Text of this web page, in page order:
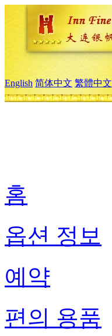
English 简体中文 繁體中文
홈
옵션 정보
예약
편의 용품